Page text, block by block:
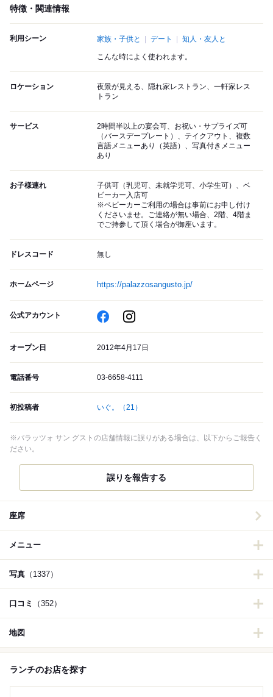
特徴・関連情報
利用シーン 家族・子供と デート 知人・友人と
こんな時によく使われます。
ロケーション
夜景が見える、隠れ家レストラン、一軒家レス
トラン
サービス
2時間半以上の宴会可、お祝い・サプライズ可
（バースデープレート）、テイクアウト、複数
言語メニューあり（英語）、写真付きメニュー
あり
お子様連れ
子供可（乳児可、未就学児可、小学生可）、ベ
ビーカー入店可
※ベビーカーご利用の場合は事前にお申し付け
くださいませ。ご連絡が無い場合、2階、4階ま
でご持参して頂く場合が御座います。
ドレスコード 無し
ホームページ https://palazzosangusto.jp/
公式アカウント
オープン日 2012年4月17日
電話番号 03-6658-4111
初投稿者 いぐ。 （21）
※パラッツォ サン グストの店舗情報に誤りがある場合は、以下からご報告く
ださい。
誤りを報告する
座席
メニュー
写真 （1337）
口コミ （352）
地図
ランチのお店を探す